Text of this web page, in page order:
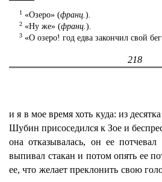
1«Озеро» (франц. )
2«Ну же» (франц. )
3«О озеро! год едва закончил свой
218
и я в мое время хоть куда: из
Шубин присоседился к Зое и
она отказывалась, он ее
выпивал стакан и потом опять ее
ее, что желает преклонить свою